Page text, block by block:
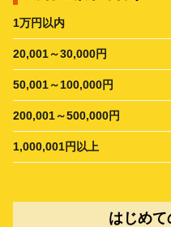
1万円以内
20,001～30,000円
50,001～100,000円
200,001～500,000円
1,000,001円以上
はじめて